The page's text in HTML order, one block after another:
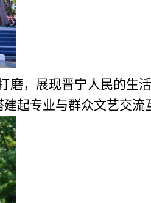
，展现晋宁人民的生
起专业与群众文艺交流